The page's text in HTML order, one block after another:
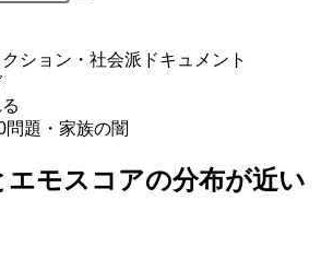
クション・社会派ドキュメント
問題・家族の闇
エモスコアの分布が近い